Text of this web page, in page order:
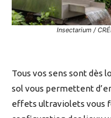
Insectarium /
Tous vos sens sont dès
sol vous permettent
effets ultraviolets vous